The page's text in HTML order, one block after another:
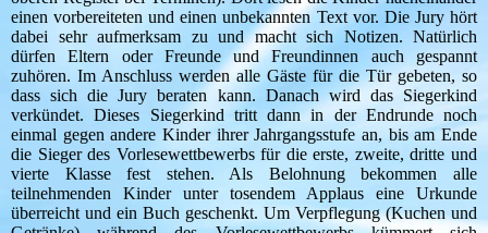
einen vorbereiteten und einen unbekannten Text vor. Die Jury hört
dabei sehr aufmerksam zu und macht sich Notizen. Natürlich
dürfen Eltern oder Freunde und Freundinnen auch gespannt
zuhören. Im Anschluss werden alle Gäste für die Tür gebeten, so
dass sich die Jury beraten kann. Danach wird das Siegerkind
verkündet. Dieses Siegerkind tritt dann in der Endrunde noch
einmal gegen andere Kinder ihrer Jahrgangsstufe an, bis am Ende
die Sieger des Vorlesewettbewerbs für die erste, zweite, dritte und
vierte Klasse fest stehen. Als Belohnung bekommen alle
teilnehmenden Kinder unter tosendem Applaus eine Urkunde
überreicht und ein Buch geschenkt. Um Verpflegung (Kuchen und